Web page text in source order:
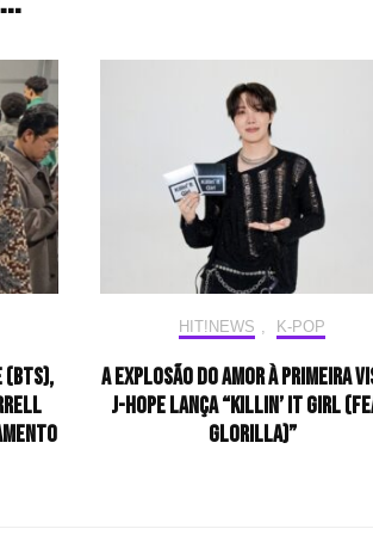
HIT!NEWS K-POP
A explosão do amor à primeira
j-hope lança “Killin’ It Girl
GloRilla)”